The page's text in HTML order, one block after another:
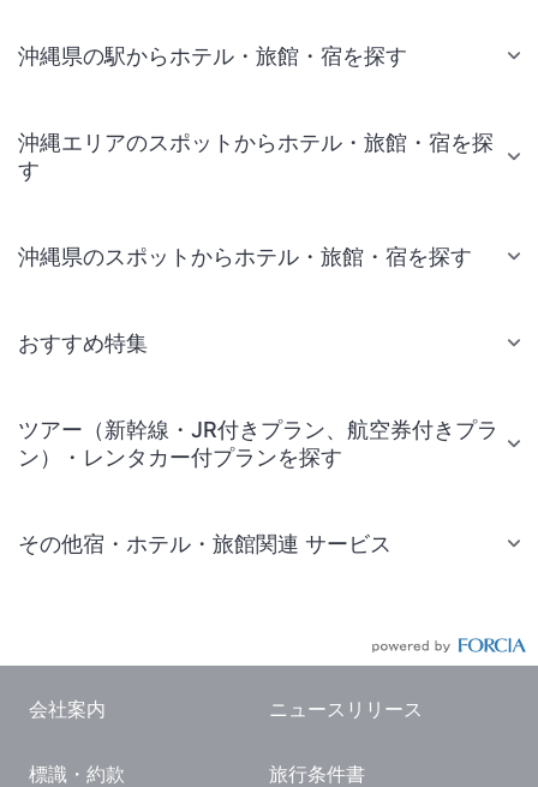
沖縄県の駅からホテル・旅館・宿を探す
沖縄エリアのスポットからホテル・旅館・宿を探
す
沖縄県のスポットからホテル・旅館・宿を探す
おすすめ特集
ツアー（新幹線・JR付きプラン、航空券付きプラ
ン）・レンタカー付プランを探す
その他宿・ホテル・旅館関連 サービス
国内観光ガイド
会社案内 ニュースリリース
標識・約款 旅行条件書